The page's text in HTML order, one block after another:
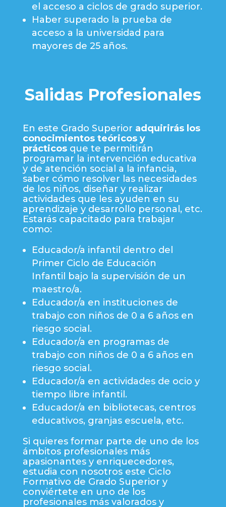
el acceso a ciclos de grado superior.
Haber superado la prueba de
acceso a la universidad para
mayores de 25 años.
Salidas Profesionales
En este Grado Superior adquirirás los
conocimientos teóricos y
prácticosque te permitirán
programar la intervención educativa
y de atención social a la infancia,
saber cómo resolver las necesidades
de los niños, diseñar y realizar
actividades que les ayuden en su
aprendizaje y desarrollo personal, etc.
Estarás capacitado para trabajar
como:
Educador/a infantil dentro del
Primer Ciclo de Educación
Infantil
bajo la supervisión de un
maestro/a.
Educador/a en instituciones de
trabajo con niños de 0 a 6 años en
riesgo social.
Educador/a en programas de
trabajo con niños de 0 a 6 años en
riesgo social.
Educador/a en actividades de ocio y
tiempo libre infantil.
Educador/a en bibliotecas, centros
educativos, granjas escuela, etc.
Si quieres formar parte de uno de los
ámbitos profesionales más
apasionantes y enriquecedores,
estudia con nosotros este Ciclo
Formativo de Grado Superior y
conviértete en uno de los
profesionales más valorados y